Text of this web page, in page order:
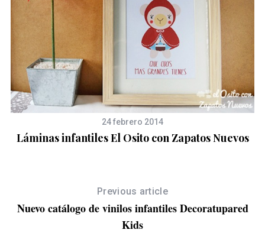
24 febrero 2014
Láminas infantiles El Osito con Zapatos Nuevos
Previous article
Nuevo catálogo de vinilos infantiles Decoratupared
Kids
S